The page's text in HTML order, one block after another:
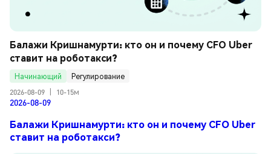
Балажи Кришнамурти: кто он и почему CFO Uber
ставит на роботакси?
Начинающий
Регулирование
2026-08-09
10-15м
2026-08-09
Балажи Кришнамурти: кто он и почему CFO Uber
ставит на роботакси?